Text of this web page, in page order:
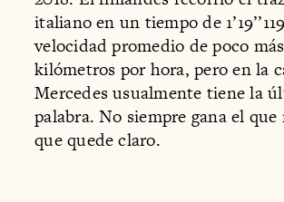
italiano en un tiempo de
velocidad promedio de poco
kilómetros por hora, pero en la
Mercedes usualmente tiene la
palabra. No siempre gana el que
que quede claro.